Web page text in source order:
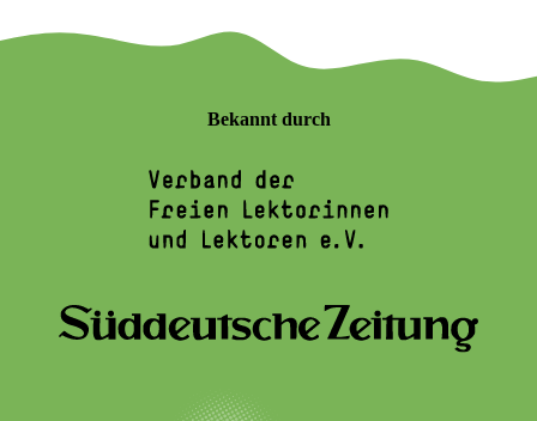
Bekannt durch